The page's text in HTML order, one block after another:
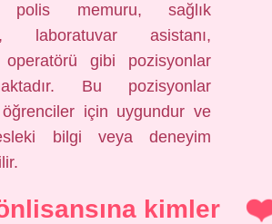
polis memuru, sağlık
laboratuvar asistanı,
operatörü gibi pozisyonlar
Bu pozisyonlar
için uygundur ve
bilgi veya deneyim
kimler